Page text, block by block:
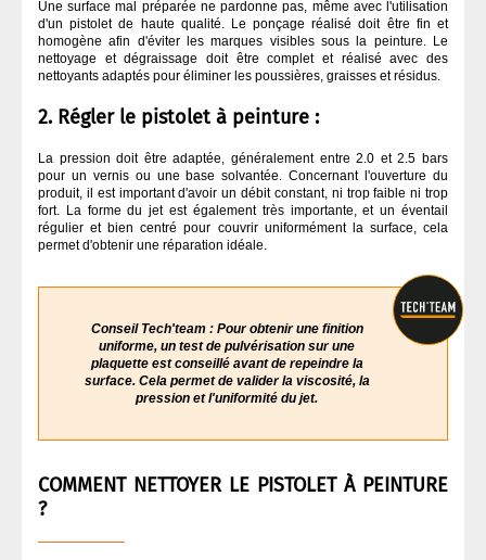
Une surface mal préparée ne pardonne pas, même avec l'utilisation
d'un pistolet de haute qualité. Le ponçage réalisé doit être fin et
homogène afin d'éviter les marques visibles sous la peinture. Le
nettoyage et dégraissage doit être complet et réalisé avec des
nettoyants adaptés pour éliminer les poussières, graisses et résidus.
2. Régler le pistolet à peinture :
La pression doit être adaptée, généralement entre 2.0 et 2.5 bars
pour un vernis ou une base solvantée. Concernant l'ouverture du
produit, il est important d'avoir un débit constant, ni trop faible ni trop
fort. La forme du jet est également très importante, et un éventail
régulier et bien centré pour couvrir uniformément la surface, cela
permet d'obtenir une réparation idéale.
Conseil Tech'team : Pour obtenir une finition
uniforme, un test de pulvérisation sur une
plaquette est conseillé avant de repeindre la
surface. Cela permet de valider la viscosité, la
pression et l'uniformité du jet.
COMMENT NETTOYER LE PISTOLET À PEINTURE
?